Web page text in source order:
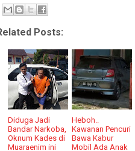
Posts:
Diduga Jadi
Bandar Narkoba,
Oknum Kades di
Muaraenim ini
Heboh..
Kawanan Pencuri
Bawa Kabur
Mobil Ada Anak